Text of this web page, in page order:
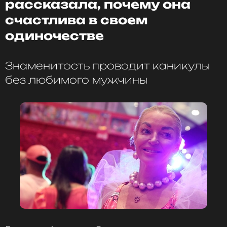
оставаться в курсе событий
ПОДПИСАТЬСЯ
ССЫЛКА
рассказала, почему она
счастлива в своем
одиночестве
Знаменитость проводит каникулы
без любимого мужчины